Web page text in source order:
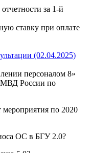
за 1-й
ставку при оплате
(02.04.2025)
персоналом 8»
МВД России по
по 2020
ОС в БГУ 2.0?